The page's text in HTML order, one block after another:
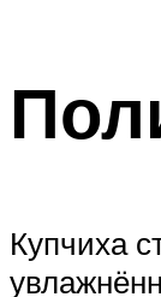
Купчиха